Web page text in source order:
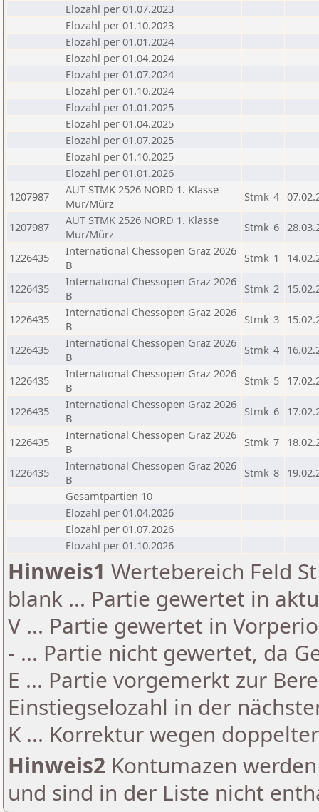
Elozahl per 01.07.2023
Elozahl per 01.10.2023
Elozahl per 01.01.2024
Elozahl per 01.04.2024
Elozahl per 01.07.2024
Elozahl per 01.10.2024
Elozahl per 01.01.2025
Elozahl per 01.04.2025
Elozahl per 01.07.2025
Elozahl per 01.10.2025
Elozahl per 01.01.2026
1207987
AUT STMK 2526 NORD 1. Klasse
Mur/Mürz
Stmk 4
1207987
AUT STMK 2526 NORD 1. Klasse
Mur/Mürz
Stmk 6
1226435
International Chessopen Graz 2026
B
Stmk 1
1226435
International Chessopen Graz 2026
B
Stmk 2
1226435
International Chessopen Graz 2026
B
Stmk 3
1226435
International Chessopen Graz 2026
B
Stmk 4
1226435
International Chessopen Graz 2026
B
Stmk 5
1226435
International Chessopen Graz 2026
B
Stmk 6
1226435
International Chessopen Graz 2026
B
Stmk 7
1226435
International Chessopen Graz 2026
B
Stmk 8
Gesamtpartien 10
Elozahl per 01.04.2026
Elozahl per 01.07.2026
Elozahl per 01.10.2026
Hinweis1 Wertebereich Feld
blank ... Partie gewertet in
V ... Partie gewertet in
- ... Partie nicht gewertet, da
E ... Partie vorgemerkt zur
Einstiegselozahl in der
K ... Korrektur wegen
Hinweis2 Kontumazen
und sind in der Liste nicht